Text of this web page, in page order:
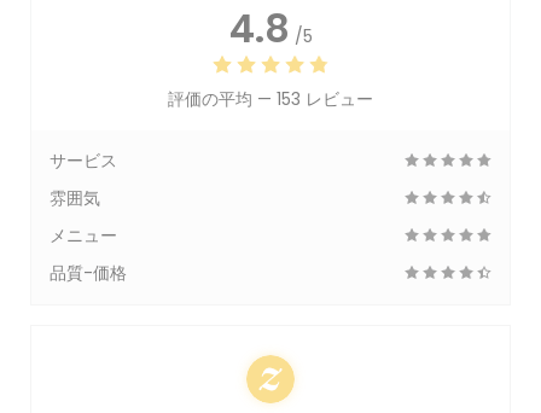
4.8 /5
評価の平均 — 153 レビュー
サービス
雰囲気
メニュー
品質-価格